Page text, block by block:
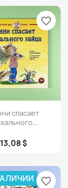
Просмотр
спасает
13,08 $
favorite_border
favorite_border